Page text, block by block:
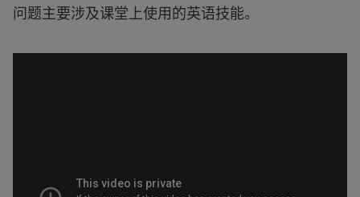
问题主要涉及课堂上使用的英语技能。